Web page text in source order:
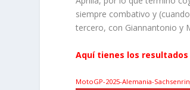
siempre combativo y
tercero, con Giannantonio y
Aquí tienes los
MotoGP-2025-Alemania-